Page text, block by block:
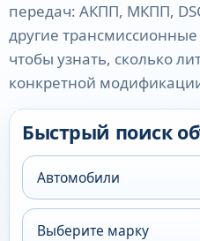
передач: АКПП, МКПП,
другие
чтобы узнать, сколько
конкретной
Быстрый поиск